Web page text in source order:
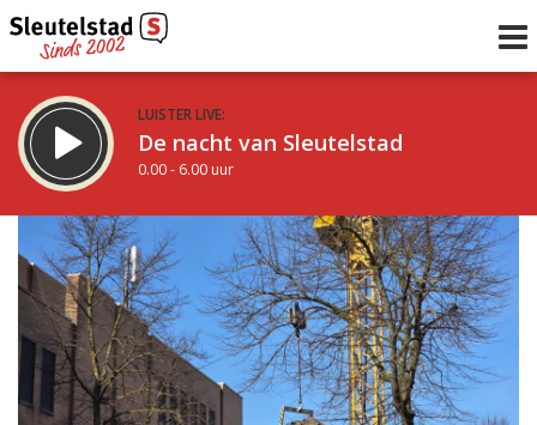
LUISTER LIVE:
De nacht van Sleutelstad
0.00 - 6.00 uur
STRAKS:
De ochtend van Sleutelstad
6.00 - 12.00 uur
Vorig uur
uur 1 van 0 Volgend uur
Inklappen